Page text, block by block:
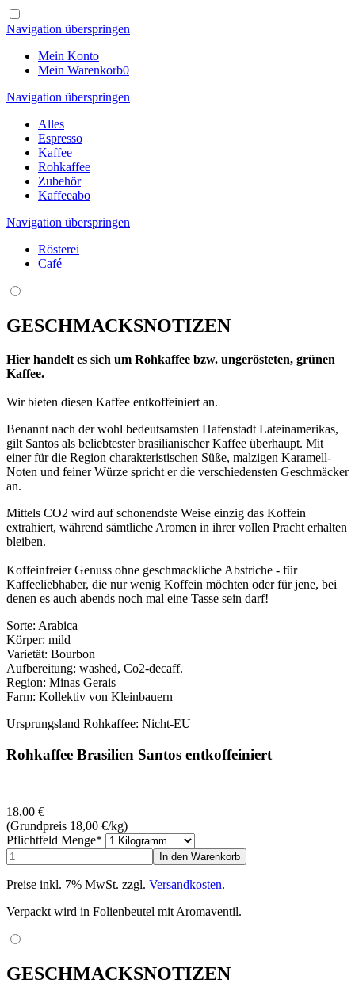
Navigation überspringen
Mein Konto
Mein Warenkorb0
Navigation überspringen
Alles
Espresso
Kaffee
Rohkaffee
Zubehör
Kaffeeabo
Navigation überspringen
Rösterei
Café
GESCHMACKSNOTIZEN
Hier handelt es sich um Rohkaffee bzw. ungerösteten, grünen
Kaffee.
Wir bieten diesen Kaffee entkoffeiniert an.
Benannt nach der wohl bedeutsamsten Hafenstadt Lateinamerikas,
gilt Santos als beliebtester brasilianischer Kaffee überhaupt. Mit
einer für die Region charakteristischen Süße, malzigen Karamell-
Noten und feiner Würze spricht er die verschiedensten Geschmäcker
an.
Mittels CO2 wird auf schonendste Weise einzig das Koffein
extrahiert, während sämtliche Aromen in ihrer vollen Pracht erhalten
bleiben.
Koffeinfreier Genuss ohne geschmackliche Abstriche - für
Kaffeeliebhaber, die nur wenig Koffein möchten oder für jene, bei
denen es auch abends noch mal eine Tasse sein darf!
Sorte: Arabica
Körper: mild
Varietät: Bourbon
Aufbereitung: washed, Co2-decaff.
Region: Minas Gerais
Farm: Kollektiv von Kleinbauern
Ursprungsland Rohkaffee: Nicht-EU
Rohkaffee Brasilien Santos entkoffeiniert
18,00 €
(Grundpreis 18,00 €/kg)
Pflichtfeld Menge*
Preise inkl. 7% MwSt. zzgl. Versandkosten.
Verpackt wird in Folienbeutel mit Aromaventil.
GESCHMACKSNOTIZEN